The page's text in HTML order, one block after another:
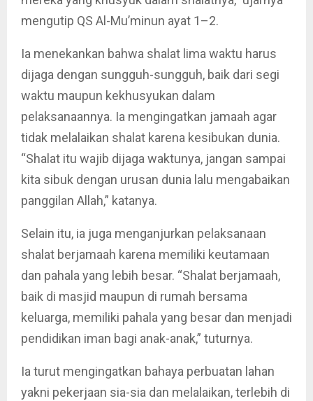
mengutip QS Al-Mu’minun ayat 1–2.
Ia menekankan bahwa shalat lima waktu harus
dijaga dengan sungguh-sungguh, baik dari segi
waktu maupun kekhusyukan dalam
pelaksanaannya. Ia mengingatkan jamaah agar
tidak melalaikan shalat karena kesibukan dunia.
“Shalat itu wajib dijaga waktunya, jangan sampai
kita sibuk dengan urusan dunia lalu mengabaikan
panggilan Allah,” katanya.
Selain itu, ia juga menganjurkan pelaksanaan
shalat berjamaah karena memiliki keutamaan
dan pahala yang lebih besar. “Shalat berjamaah,
baik di masjid maupun di rumah bersama
keluarga, memiliki pahala yang besar dan menjadi
pendidikan iman bagi anak-anak,” tuturnya.
Ia turut mengingatkan bahaya perbuatan lahan
yakni pekerjaan sia-sia dan melalaikan, terlebih di